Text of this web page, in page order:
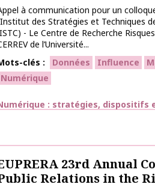
à communication pour un
des Stratégies et Techniques
- Le Centre de Recherche
de l’Université...
clés
Données Influence
Numérique
: stratégies, dispositifs
23rd Annual
Relations in the